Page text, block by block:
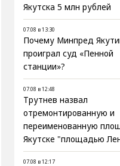
Якутска 5 млн рублей
07.08 в 13:30
Почему Минпред
проиграл суд «Пенной
станции»?
07.08 в 12:48
Трутнев назвал
отремонтированную и
переименованную
Якутске "площадью
07.08 в 12:17